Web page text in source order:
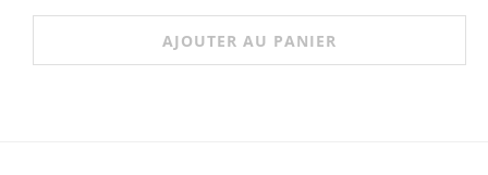
AJOUTER AU PANIER